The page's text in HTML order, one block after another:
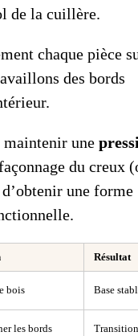
de la cuillère.
chaque pièce
des bords
une
du creux
une forme
Résultat
bois Base
les bords